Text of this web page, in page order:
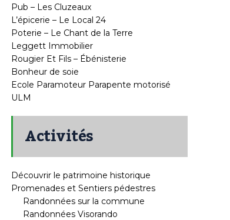
Pub – Les Cluzeaux
L’épicerie – Le Local 24
Poterie – Le Chant de la Terre
Leggett Immobilier
Rougier Et Fils – Ébénisterie
Bonheur de soie
Ecole Paramoteur Parapente motorisé
ULM
Activités
Découvrir le patrimoine historique
Promenades et Sentiers pédestres
Randonnées sur la commune
Randonnées Visorando